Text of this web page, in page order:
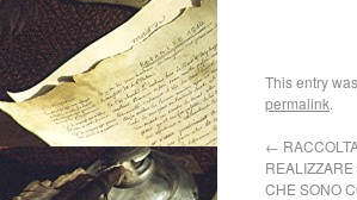
This entry
permalink.
←
CHE SONO